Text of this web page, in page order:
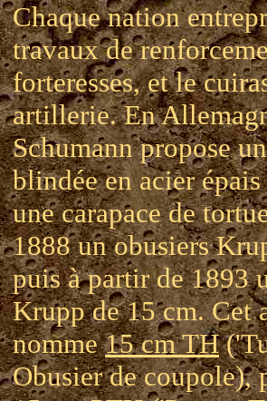
Chaque nation
travaux de
forteresses, et le
artillerie. En
Schumann propose
blindée en acier
une carapace de
1888 un obusiers
puis à partir de 1893
Krupp de 15 cm. Cet
nomme15 cm TH
Obusier de coupole),